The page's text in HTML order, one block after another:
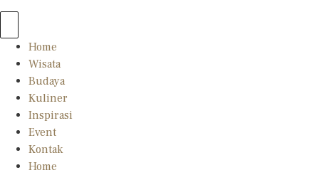
Home
Wisata
Budaya
Kuliner
Inspirasi
Event
Kontak
Home